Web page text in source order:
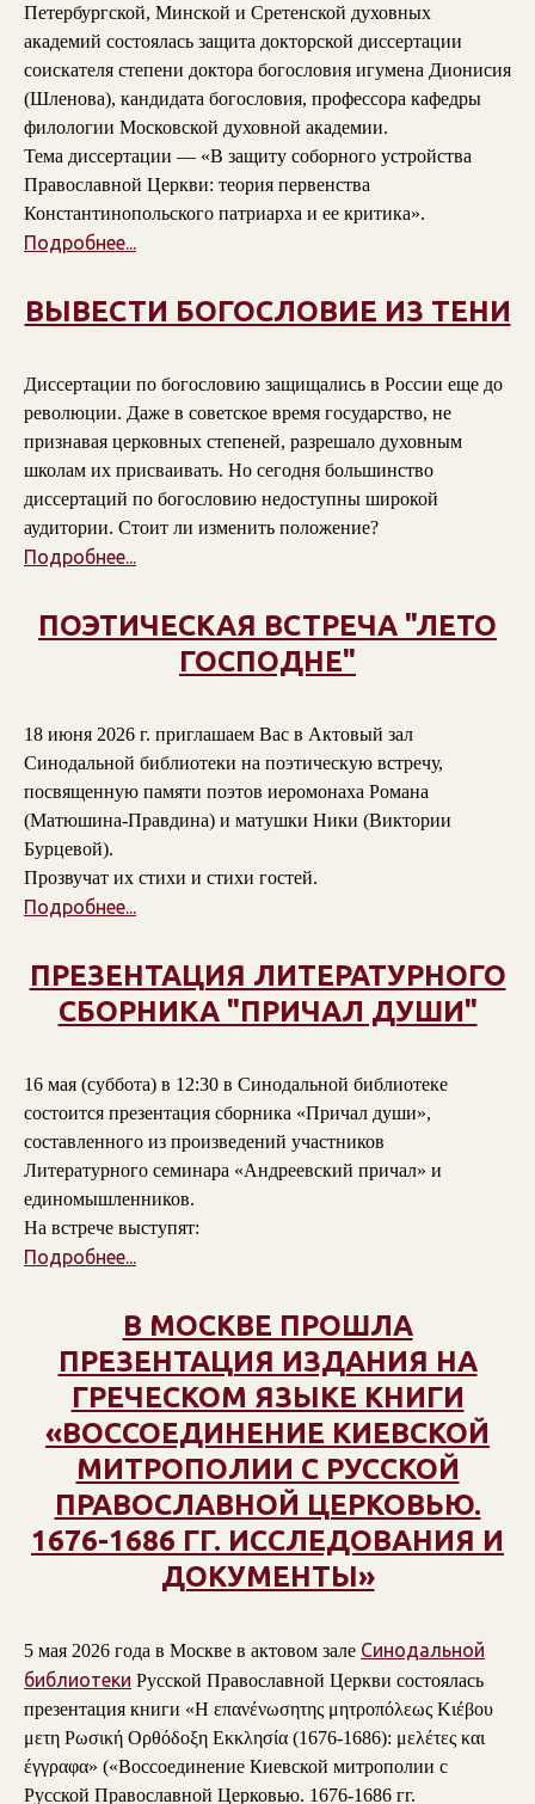
Петербургской, Минской и Сретенской духовных
академий состоялась защита докторской диссертации
соискателя степени доктора богословия игумена Дионисия
(Шленова), кандидата богословия, профессора кафедры
филологии Московской духовной академии.
Тема диссертации — «В защиту соборного устройства
Православной Церкви: теория первенства
Константинопольского патриарха и ее критика».
Подробнее...
ВЫВЕСТИ БОГОСЛОВИЕ ИЗ ТЕНИ
Диссертации по богословию защищались в России еще до
революции. Даже в советское время государство, не
признавая церковных степеней, разрешало духовным
школам их присваивать. Но сегодня большинство
диссертаций по богословию недоступны широкой
аудитории. Стоит ли изменить положение?
Подробнее...
ПОЭТИЧЕСКАЯ ВСТРЕЧА "ЛЕТО
ГОСПОДНЕ"
18 июня 2026 г. приглашаем Вас в Актовый зал
Синодальной библиотеки на поэтическую встречу,
посвященную памяти поэтов иеромонаха Романа
(Матюшина-Правдина) и матушки Ники (Виктории
Бурцевой).
Прозвучат их стихи и стихи гостей.
Подробнее...
ПРЕЗЕНТАЦИЯ ЛИТЕРАТУРНОГО
СБОРНИКА "ПРИЧАЛ ДУШИ"
16 мая (суббота) в 12:30 в Синодальной библиотеке
состоится презентация сборника «Причал души»,
составленного из произведений участников
Литературного семинара «Андреевский причал» и
единомышленников.
На встрече выступят:
Подробнее...
В МОСКВЕ ПРОШЛА
ПРЕЗЕНТАЦИЯ ИЗДАНИЯ НА
ГРЕЧЕСКОМ ЯЗЫКЕ КНИГИ
«ВОССОЕДИНЕНИЕ КИЕВСКОЙ
МИТРОПОЛИИ С РУССКОЙ
ПРАВОСЛАВНОЙ ЦЕРКОВЬЮ.
1676-1686 ГГ. ИССЛЕДОВАНИЯ И
ДОКУМЕНТЫ»
5 мая 2026 года в Москве в актовом зале Синодальной
библиотеки Русской Православной Церкви состоялась
презентация книги «Η επανένωσητης μητροπόλεως Κιέβου
μετη Ρωσική Ορθόδοξη Εκκλησία (1676-1686): μελέτες και
έγγραφα» («Воссоединение Киевской митрополии с
Русской Православной Церковью. 1676-1686 гг.